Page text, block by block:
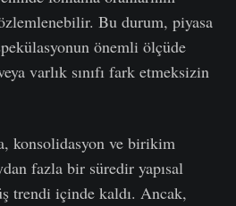
Bu durum, piyasa
önemli ölçüde
varlık sınıfı fark etmeksizin
konsolidasyon ve birikim
fazla bir süredir yapısal
trendi içinde kaldı. Ancak,